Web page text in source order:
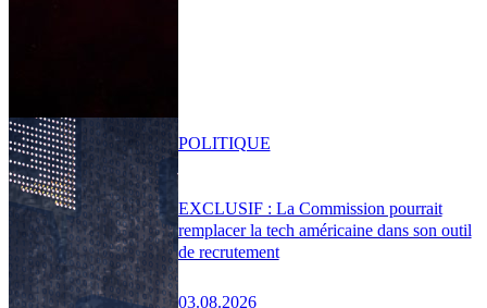
EXCLUSIF : La Commission pourrait
remplacer la tech américaine dans son outil
de recrutement
03.08.2026
POLITIQUE